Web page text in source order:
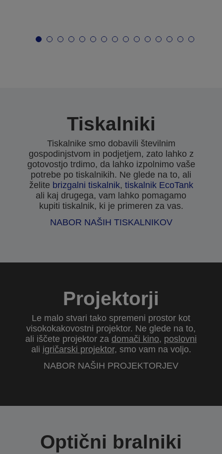
Tiskalniki
Tiskalnike smo dobavili številnim
gospodinjstvom in podjetjem, zato lahko z
gotovostjo trdimo, da lahko izpolnimo vaše
potrebe po tiskalnikih. Ne glede na to, ali
želite brizgalni tiskalnik, tiskalnik EcoTank
ali kaj drugega, vam lahko pomagamo
kupiti tiskalnik, ki je primeren za vas.
NABOR NAŠIH TISKALNIKOV
Projektorji
Le malo stvari tako spremeni prostor kot
visokokakovostni projektor. Ne glede na to,
ali iščete projektor za domači kino, poslovni
ali igričarski projektor, smo vam na voljo.
NABOR NAŠIH PROJEKTORJEV
Optični bralniki